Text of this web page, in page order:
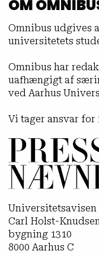
OM
Omnibus udgives
universitetets
Omnibus har
uafhængigt af
ved Aarhus
Vi tager ansvar
Universitetsavisen
Carl Holst-
bygning 1310
8000 Aarhus C